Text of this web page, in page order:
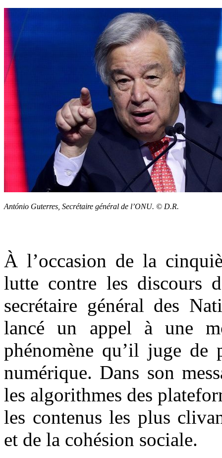
António Guterres, Secrétaire général de l’ONU. © D.R.
À l’occasion de la
lutte contre les discours
secrétaire général des
lancé un appel à une
phénomène qu’il juge de
numérique. Dans son
les algorithmes des
les contenus les plus
et de la cohésion sociale.